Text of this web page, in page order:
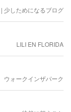
少しためになるブログ
LILI EN FLORIDA
ウォークインザパーク